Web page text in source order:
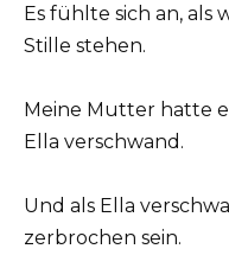
Es fühlte sich an, als
Stille stehen.
Meine Mutter hatte
Ella verschwand.
Und als Ella
zerbrochen sein.